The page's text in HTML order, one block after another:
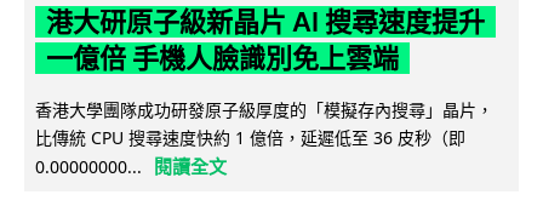
港大研原子級新晶片 AI 搜尋速度提升
一億倍 手機人臉識別免上雲端
香港大學團隊成功研發原子級厚度的「模擬存內搜尋」晶片，
比傳統 CPU 搜尋速度快約 1 億倍，延遲低至 36 皮秒（即
0.00000000...
閱讀全文